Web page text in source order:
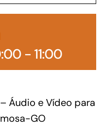
- 11:00
Áudio e Vídeo para
GO